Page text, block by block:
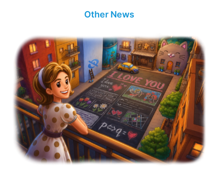
Other News